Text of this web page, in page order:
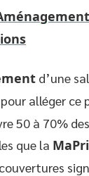
d’une
alléger ce
50 à 70%
que la